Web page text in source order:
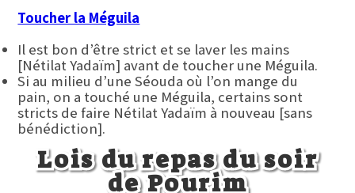
Toucher la Méguila
Il est bon d’être strict et se laver les mains
[Nétilat Yadaïm] avant de toucher une Méguila.
Si au milieu d’une Séouda où l’on mange du
pain, on a touché une Méguila, certains sont
stricts de faire Nétilat Yadaïm à nouveau [sans
bénédiction].
Lois du repas du soir
de Pourim